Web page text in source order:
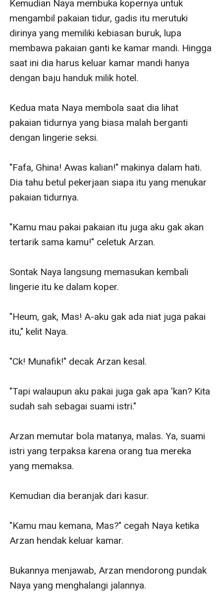
Kemudian Naya membuka kopernya untuk
mengambil pakaian tidur, gadis itu merutuki
dirinya yang memiliki kebiasan buruk, lupa
membawa pakaian ganti ke kamar mandi. Hingga
saat ini dia harus keluar kamar mandi hanya
dengan baju handuk milik hotel.
Kedua mata Naya membola saat dia lihat
pakaian tidurnya yang biasa malah berganti
dengan lingerie seksi.
"Fafa, Ghina! Awas kalian!" makinya dalam hati.
Dia tahu betul pekerjaan siapa itu yang menukar
pakaian tidurnya.
"Kamu mau pakai pakaian itu juga aku gak akan
tertarik sama kamu!" celetuk Arzan.
Sontak Naya langsung memasukan kembali
lingerie itu ke dalam koper.
"Heum, gak, Mas! A-aku gak ada niat juga pakai
itu," kelit Naya.
"Ck! Munafik!" decak Arzan kesal.
"Tapi walaupun aku pakai juga gak apa 'kan? Kita
sudah sah sebagai suami istri."
Arzan memutar bola matanya, malas. Ya, suami
istri yang terpaksa karena orang tua mereka
yang memaksa.
Kemudian dia beranjak dari kasur.
"Kamu mau kemana, Mas?" cegah Naya ketika
Arzan hendak keluar kamar.
Bukannya menjawab, Arzan mendorong pundak
Naya yang menghalangi jalannya.